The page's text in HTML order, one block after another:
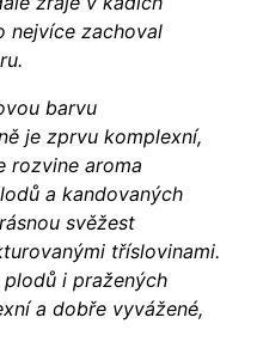
nejvíce zachoval
barvu
je zprvu komplexní,
rozvine aroma
a kandovaných
svěžest
tříslovinami.
i pražených
a dobře vyvážené,